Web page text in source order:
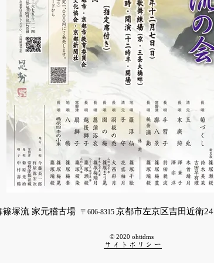
篠塚流 家元稽古場 〒606-8315 京都市左京区吉田近衛24
© 2020 ohttdms
サイトポリシー